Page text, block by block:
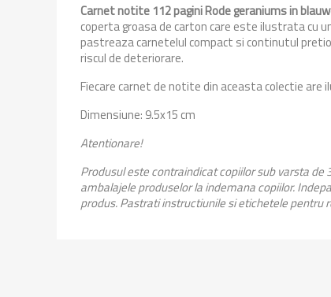
Carnet notite 112 pagini Rode geraniums in
coperta groasa de carton care este ilustrata cu
pastreaza carnetelul compact si continutul
riscul de deteriorare.
Fiecare carnet de notite din aceasta colectie
Dimensiune: 9.5x15 cm
Atentionare!
Produsul este contraindicat copiilor sub varsta
ambalajele produselor la indemana copiilor.
produs. Pastrati instructiunile si etichetele